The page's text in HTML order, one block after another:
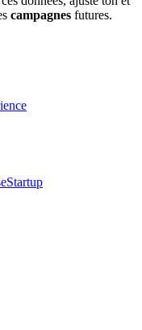
campagnes futures.
Startup